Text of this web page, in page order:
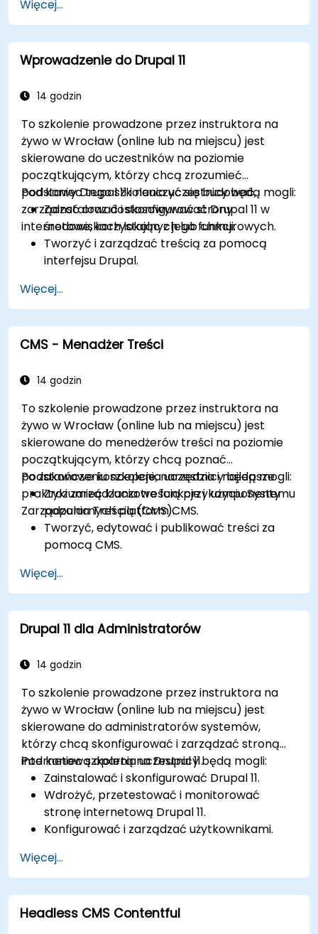
kategoryzować i organizować treści.
Przesyłać i zarządzać plikami PDF, obrazami
oraz innymi plikami multimedialnymi.
Edytować i publikować podstawowe strony
Więcej...
Wprowadzenie do Drupal 11
14 godzin
To szkolenie prowadzone przez instruktora na
żywo w Wrocław (online lub na miejscu) jest
skierowane do uczestników na poziomie
początkującym, którzy chcą zrozumieć
podstawy Drupal 11 i nauczyć się budować,
zarządzać oraz dostosowywać strony
internetowe, korzystając z jego funkcji.
Pod koniec tego szkolenia uczestnicy będą mogli:
Zainstalować i skonfigurować Drupal 11 w
środowiskach lokalnych lub chmurowych.
Tworzyć i zarządzać treścią za pomocą
interfejsu Drupal.
za pomocą motywów.
Rozszerzać funkcjonalność strony za
pomocą modułów i wtyczek.
Zrozumieć role użytkowników, uprawnienia i
Skutecznie wdrażać i utrzymywać strony
Więcej...
CMS - Menadżer Treści
14 godzin
To szkolenie prowadzone przez instruktora na
żywo w Wrocław (online lub na miejscu) jest
skierowane do menedżerów treści na poziomie
początkującym, którzy chcą poznać
podstawowe koncepcje, narzędzia i najlepsze
praktyki zarządzania treścią przy użyciu Systemu
Zarządzania Treścią (CMS).
Po zakończeniu szkolenia uczestnicy będą mogli:
Zrozumieć kluczowe funkcje i komponenty
popularnych platform CMS.
Tworzyć, edytować i publikować treści za
pomocą CMS.
celu poprawy pozycji w wyszukiwarkach.
Zarządzać rolami i uprawnieniami
użytkowników w celu współpracy w ramach
CMS.
multimedialne (obrazy, filmy itp.) w
Rozwiązywać podstawowe problemy z CMS i
rozumieć praktyki bezpieczeństwa CMS.
Wykorzystywać narzędzia analityczne do
pomiaru skuteczności treści.
Więcej...
Drupal 11 dla Administratorów
14 godzin
To szkolenie prowadzone przez instruktora na
żywo w Wrocław (online lub na miejscu) jest
skierowane do administratorów systemów,
którzy chcą skonfigurować i zarządzać stroną
internetową opartą na Drupal 11.
Pod koniec szkolenia uczestnicy będą mogli:
Zainstalować i skonfigurować Drupal 11.
Wdrożyć, przetestować i monitorować
stronę internetową Drupal 11.
Konfigurować i zarządzać użytkownikami.
Optymalizować wydajność strony
internetowej Drupal 11.
Wykonywać zaplanowane kopie zapasowe.
Wdrażać wiele wersji strony internetowej
Więcej...
Headless CMS Contentful